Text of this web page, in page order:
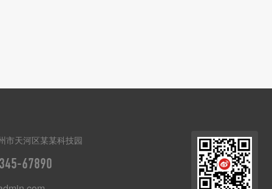
市天河区某某科技园
67890